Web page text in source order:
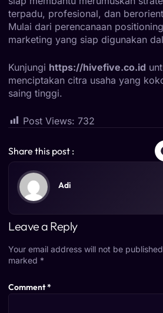
terpadu, profesional, dan
Mulai dari perencanaan
marketing yang siap digunakan
Kunjungi https://hivefive.co.id
menciptakan citra usaha yang
saing tinggi.
Post Views: 732
Share this post :
Adi
Leave a Reply
Your email address will not be
marked *
Comment*